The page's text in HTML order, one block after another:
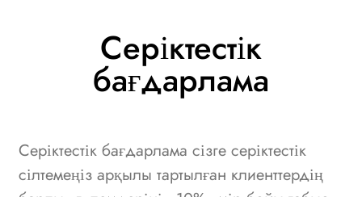
Серіктестік
бағдарлама
Серіктестік бағдарлама сізге серіктестік
сілтемеңіз арқылы тартылған клиенттердің